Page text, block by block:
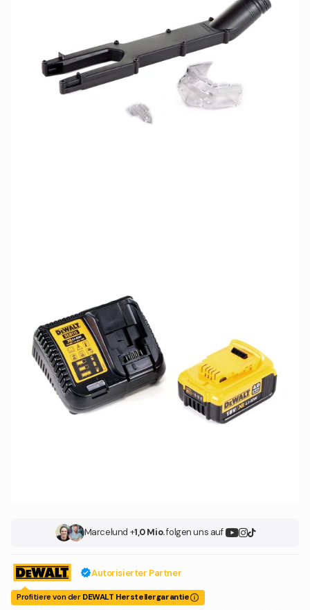
Marcelund +1,0 Mio.folgen uns auf
Autorisierter Partner
Profitiere von der DEWALT Herstellergarantie